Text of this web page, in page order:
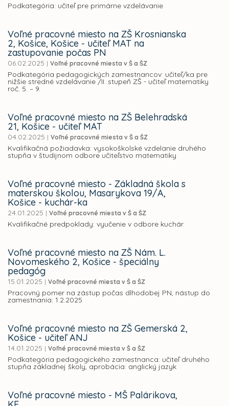
Podkategória: učiteľ pre primárne vzdelávanie
Voľné pracovné miesto na ZŠ Krosnianska
2, Košice, Košice - učiteľ MAT na
zastupovanie počas PN
06.02.2025 | Voľné pracovné miesta v Š a ŠZ
Podkategória pedagogických zamestnancov: učiteľ/ka pre
nižšie stredné vzdelávanie /II. stupeň ZŠ - učiteľ matematiky
roč. 5. – 9.
Voľné pracovné miesto na ZŠ Belehradská
21, Košice - učiteľ MAT
04.02.2025 | Voľné pracovné miesta v Š a ŠZ
Kvalifikačná požiadavka: vysokoškolské vzdelanie druhého
stupňa v študijnom odbore učiteľstvo matematiky
Voľné pracovné miesto - Základná škola s
materskou školou, Masarykova 19/A,
Košice - kuchár-ka
24.01.2025 | Voľné pracovné miesta v Š a ŠZ
Kvalifikačné predpoklady: vyučenie v odbore kuchár
Voľné pracovné miesto na ZŠ Nám. L.
Novomeského 2, Košice - špeciálny
pedagóg
15.01.2025 | Voľné pracovné miesta v Š a ŠZ
Pracovný pomer na zástup počas dlhodobej PN, nástup do
zamestnania: 1.2.2025
Voľné pracovné miesto na ZŠ Gemerská 2,
Košice - učiteľ ANJ
14.01.2025 | Voľné pracovné miesta v Š a ŠZ
Podkategória pedagogického zamestnanca: učiteľ druhého
stupňa základnej školy, aprobácia: anglický jazyk
Voľné pracovné miesto - MŠ Palárikova,